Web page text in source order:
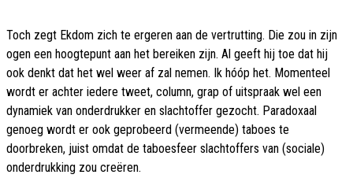
Toch zegt Ekdom zich te ergeren aan de vertrutting. Die zou in zijn
ogen een hoogtepunt aan het bereiken zijn. Al geeft hij toe dat hij
ook denkt dat het wel weer af zal nemen. Ik hóóp het. Momenteel
wordt er achter iedere tweet, column, grap of uitspraak wel een
dynamiek van onderdrukker en slachtoffer gezocht. Paradoxaal
genoeg wordt er ook geprobeerd (vermeende) taboes te
doorbreken, juist omdat de taboesfeer slachtoffers van (sociale)
onderdrukking zou creëren.